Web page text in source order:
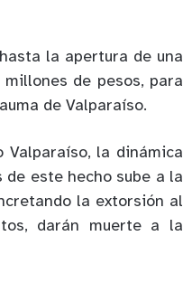
la apertura de una
de pesos, para
de Valparaíso.
Valparaíso, la dinámica
este hecho sube a la
la extorsión al
darán muerte a la